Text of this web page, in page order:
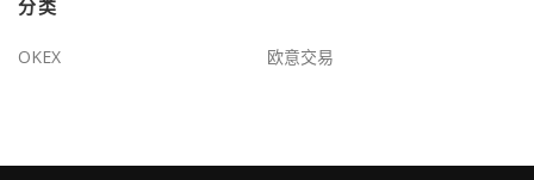
分类
OKEX 欧意交易